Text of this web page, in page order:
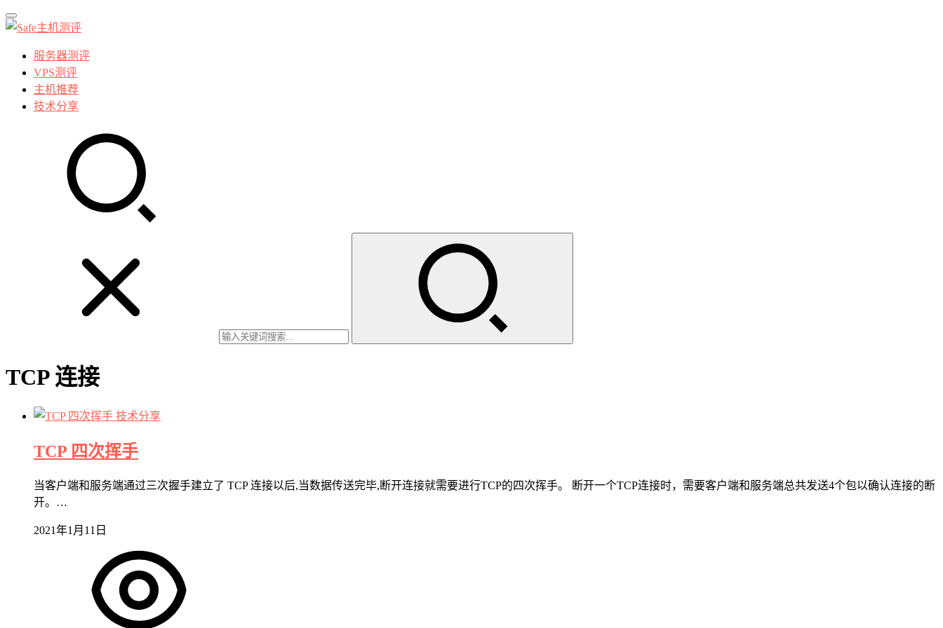
服务器测评
VPS测评
主机推荐
技术分享
TCP 连接
技术分享
TCP 四次挥手
当客户端和服务端通过三次握手建立了 TCP 连接以后,当数据传送完毕,断开连接就需要进行TCP的四次挥手。 断开一个TCP连接时，需要客户端和服务端总共发送4个包以确认连接的断
开。…
2021年1月11日